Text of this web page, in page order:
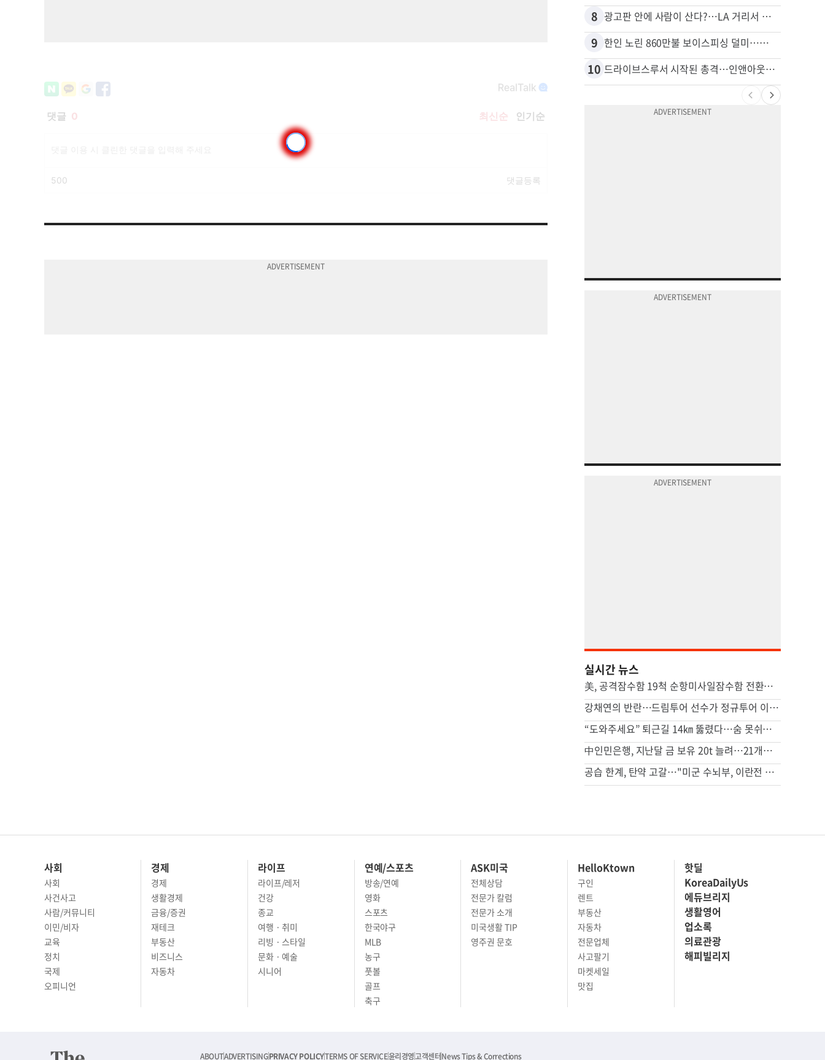
8 광고판 안에 사람이 산다?…LA 거리서 화제
9 한인 노린 860만불 보이스피싱 덜미…영사관·한국 검찰 사칭
10 드라이브스루서 시작된 총격…인앤아웃 참사 영상 공개
실시간 뉴스
美, 공격잠수함 19척 순항미사일잠수함 전환…中 견제 강화
강채연의 반란…드림투어 선수가 정규투어 이틀째 선두
“도와주세요” 퇴근길 14㎞ 뚫렸다…숨 못쉬던 아기 살린 기적
中인민은행, 지난달 금 보유 20t 늘려…21개월 연속 증가세
공습 한계, 탄약 고갈…"미군 수뇌부, 이란전 출구전략 모색중"
사회
사회
사건사고
사람/커뮤니티
이민/비자
교육
정치
국제
오피니언
경제
경제
생활경제
금융/증권
재테크
부동산
비즈니스
자동차
라이프
라이프/레저
건강
종교
여행 · 취미
리빙 · 스타일
문화 · 예술
시니어
연예/스포츠
방송/연예
영화
스포츠
한국야구
MLB
농구
풋볼
골프
축구
ASK미국
전체상담
전문가 칼럼
전문가 소개
미국생활 TIP
영주권 문호
HelloKtown
구인
렌트
부동산
자동차
전문업체
사고팔기
마켓세일
맛집
핫딜
KoreaDailyUs
에듀브리지
생활영어
업소록
의료관광
해피빌리지
ABOUTADVERTISINGPRIVACY POLICYTERMS OF SERVICE윤리경영고객센터News Tips & Corrections